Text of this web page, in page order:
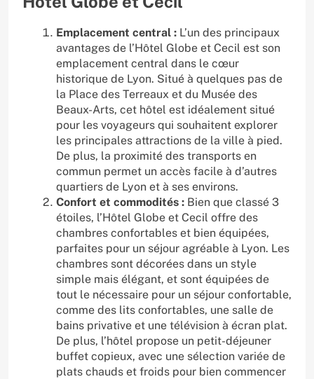
Emplacement central : L’un des principaux
avantages de l’Hôtel Globe et Cecil est son
emplacement central dans le cœur
historique de Lyon. Situé à quelques pas de
la Place des Terreaux et du Musée des
Beaux-Arts, cet hôtel est idéalement situé
pour les voyageurs qui souhaitent explorer
les principales attractions de la ville à pied.
De plus, la proximité des transports en
commun permet un accès facile à d’autres
quartiers de Lyon et à ses environs.
Confort et commodités : Bien que classé 3
étoiles, l’Hôtel Globe et Cecil offre des
chambres confortables et bien équipées,
parfaites pour un séjour agréable à Lyon. Les
chambres sont décorées dans un style
simple mais élégant, et sont équipées de
tout le nécessaire pour un séjour confortable,
comme des lits confortables, une salle de
bains privative et une télévision à écran plat.
De plus, l’hôtel propose un petit-déjeuner
buffet copieux, avec une sélection variée de
plats chauds et froids pour bien commencer